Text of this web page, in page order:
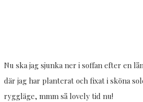
Nu ska jag sjunka ner i soffan efter en
där jag har planterat och fixat i sköna
ryggläge, mmm så lovely tid nu!